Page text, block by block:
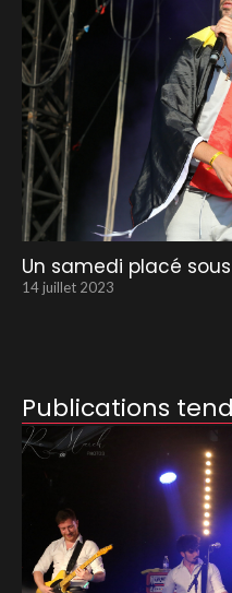
Un samedi placé
14 juillet 2023
Publications